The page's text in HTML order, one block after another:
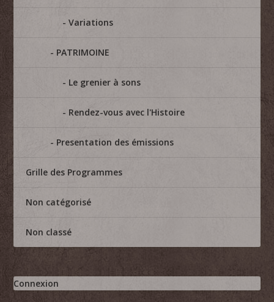
Variations
PATRIMOINE
Le grenier à sons
Rendez-vous avec l'Histoire
Presentation des émissions
Grille des Programmes
Non catégorisé
Non classé
Connexion